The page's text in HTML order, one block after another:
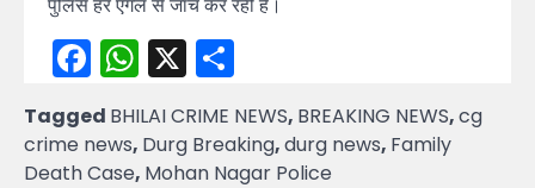
Facebook
WhatsApp
X
Tagged BHILAI CRIME NEWS, BREAKING NEWS,cg
crime news, Durg Breaking,durg news, Family
Death Case, Mohan Nagar Police